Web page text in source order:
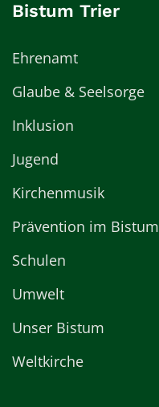
Bistum Trier
Ehrenamt
Glaube & Seelsorge
Inklusion
Jugend
Kirchenmusik
Prävention im Bistum
Schulen
Umwelt
Unser Bistum
Weltkirche